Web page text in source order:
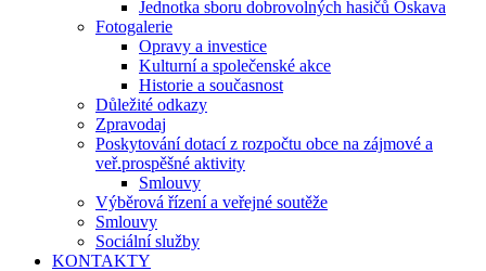
Jednotka sboru dobrovolných hasičů Oskava
Fotogalerie
Opravy a investice
Kulturní a společenské akce
Historie a současnost
Důležité odkazy
Zpravodaj
Poskytování dotací z rozpočtu obce na zájmové a
veř.prospěšné aktivity
Smlouvy
Výběrová řízení a veřejné soutěže
Smlouvy
Sociální služby
KONTAKTY